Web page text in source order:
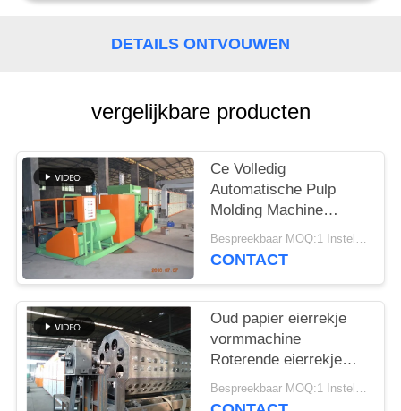
SITEMAP
PRIVACYBELEID
DETAILS ONTVOUWEN
vergelijkbare producten
Ce Volledig
Automatische Pulp
Molding Machine
Wijnbak Koffiekopbak
Verpakkingsbak
Bespreekbaar MOQ:1 Instellen
CONTACT
Oud papier eierrekje
vormmachine
Roterende eierrekje
Eierdoosmachine
Bespreekbaar MOQ:1 Instellen